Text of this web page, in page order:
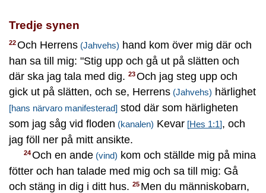
Tredje synen
22Och Herrens (Jahvehs) hand kom över mig där och
han sa till mig: "Stig upp och gå ut på slätten och
där ska jag tala med dig. 23Och jag steg upp och
gick ut på slätten, och se, Herrens (Jahvehs) härlighet
[hans närvaro manifesterad] stod där som härligheten
som jag såg vid floden (kanalen) Kevar [Hes 1:1], och
jag föll ner på mitt ansikte.
24Och en ande (vind) kom och ställde mig på mina
fötter och han talade med mig och sa till mig: Gå
och stäng in dig i ditt hus. 25 Men du människobarn,